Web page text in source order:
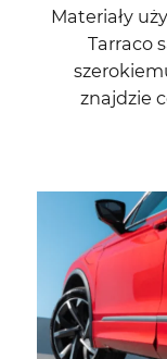
Materiały
Tarraco
znajdzie